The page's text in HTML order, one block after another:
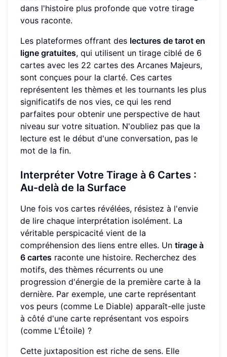
dans l'histoire plus profonde que votre tirage
vous raconte.
Les plateformes offrant des lectures de tarot en
ligne gratuites, qui utilisent un tirage ciblé de 6
cartes avec les 22 cartes des Arcanes Majeurs,
sont conçues pour la clarté. Ces cartes
représentent les thèmes et les tournants les plus
significatifs de nos vies, ce qui les rend
parfaites pour obtenir une perspective de haut
niveau sur votre situation. N'oubliez pas que la
lecture est le début d'une conversation, pas le
mot de la fin.
Interpréter Votre Tirage à 6 Cartes :
Au-delà de la Surface
Une fois vos cartes révélées, résistez à l'envie
de lire chaque interprétation isolément. La
véritable perspicacité vient de la
compréhension des liens entre elles. Un tirage à
6 cartes raconte une histoire. Recherchez des
motifs, des thèmes récurrents ou une
progression d'énergie de la première carte à la
dernière. Par exemple, une carte représentant
vos peurs (comme Le Diable) apparaît-elle juste
à côté d'une carte représentant vos espoirs
(comme L'Étoile) ?
Cette juxtaposition est riche de sens. Elle